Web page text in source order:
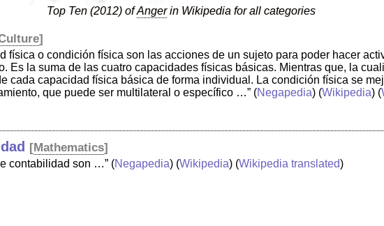
Top Ten (2012) ofAngerin Wikipedia for all categories
]
física o condición física son las acciones de un sujeto para poder hacer
Es la suma de las cuatro capacidades físicas básicas. Mientras que, la
cada capacidad física básica de forma individual. La condición física se
que puede ser multilateral o específico …” (Negapedia) (Wikipedia) (
[Mathematics]
contabilidad son …” (Negapedia) (Wikipedia) (Wikipedia translated)